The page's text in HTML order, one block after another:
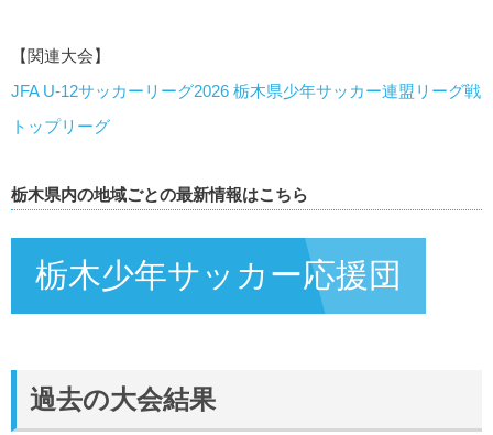
【関連大会】
JFA U-12サッカーリーグ2026 栃木県少年サッカー連盟リーグ戦
トップリーグ
栃木県内の地域ごとの最新情報はこちら
栃木少年サッカー応援団
過去の大会結果